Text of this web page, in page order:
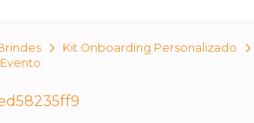
Kit Onboarding Personalizado